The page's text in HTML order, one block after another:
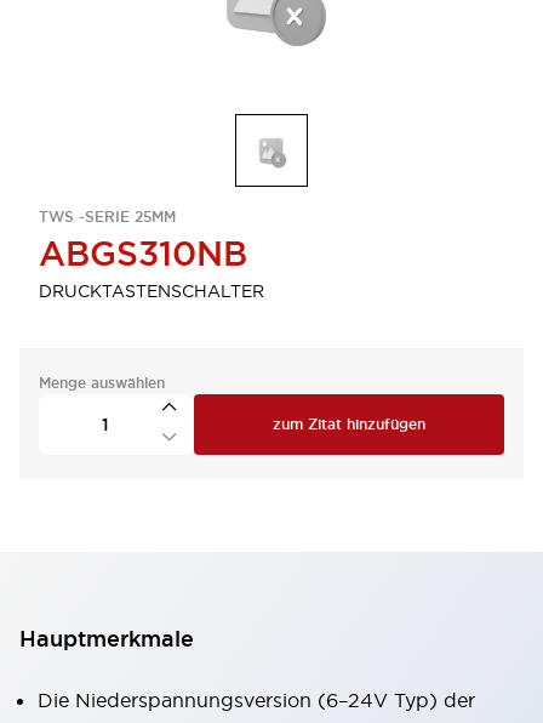
TWS -SERIE 25MM
ABGS310NB
DRUCKTASTENSCHALTER
Menge auswählen
zum Zitat hinzufügen
Hauptmerkmale
Die Niederspannungsversion (6–24V Typ) der